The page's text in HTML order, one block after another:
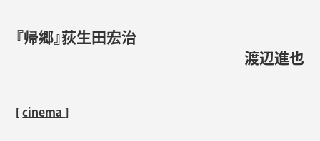
『帰郷』荻生田宏治
渡辺進也
[cinema]